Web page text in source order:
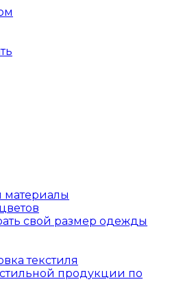
материалы
свой размер одежды
текстиля
продукции по